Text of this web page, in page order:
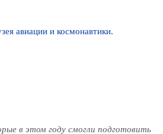
авиации и космонавтики.
в этом году смогли подготовить